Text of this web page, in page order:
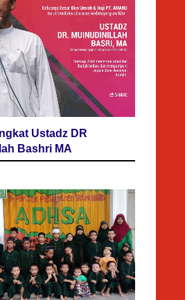
Ustadz DR
Bashri MA